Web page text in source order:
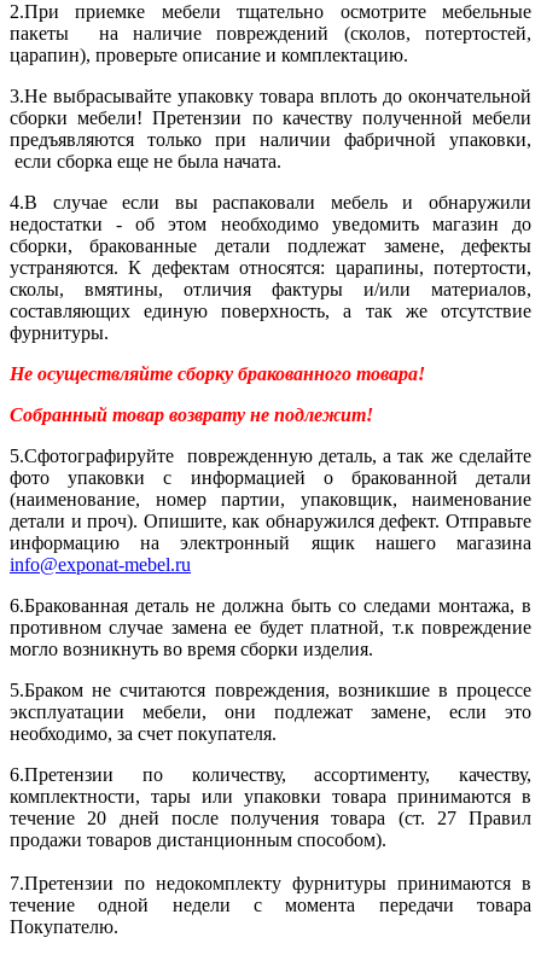
2.При приемке мебели тщательно осмотрите мебельные
пакеты на наличие повреждений (сколов, потертостей,
царапин), проверьте описание и комплектацию.
3.Не выбрасывайте упаковку товара вплоть до окончательной
сборки мебели! Претензии по качеству полученной мебели
предъявляются только при наличии фабричной упаковки,
если сборка еще не была начата.
4.В случае если вы распаковали мебель и обнаружили
недостатки - об этом необходимо уведомить магазин до
сборки, бракованные детали подлежат замене, дефекты
устраняются. К дефектам относятся: царапины, потертости,
сколы, вмятины, отличия фактуры и/или материалов,
составляющих единую поверхность, а так же отсутствие
фурнитуры.
Не осуществляйте сборку бракованного товара!
Собранный товар возврату не подлежит!
5.Сфотографируйте поврежденную деталь, а так же сделайте
фото упаковки с информацией о бракованной детали
(наименование, номер партии, упаковщик, наименование
детали и проч). Опишите, как обнаружился дефект. Отправьте
информацию на электронный ящик нашего магазина
info@exponat-mebel.ru
6.Бракованная деталь не должна быть со следами монтажа, в
противном случае замена ее будет платной, т.к повреждение
могло возникнуть во время сборки изделия.
5.Браком не считаются повреждения, возникшие в процессе
эксплуатации мебели, они подлежат замене, если это
необходимо, за счет покупателя.
6.Претензии по количеству, ассортименту, качеству,
комплектности, тары или упаковки товара принимаются в
течение 20 дней после получения товара (ст. 27 Правил
продажи товаров дистанционным способом).
7.Претензии по недокомплекту фурнитуры принимаются в
течение одной недели с момента передачи товара
Покупателю.